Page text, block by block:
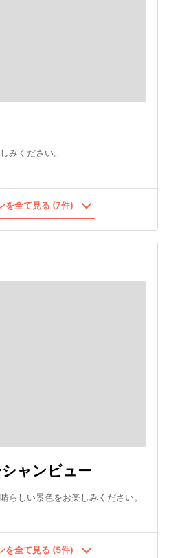
みください。
を全て見る (7件)
ャンビュー
らしい景色をお楽しみください。
を全て見る (5件)